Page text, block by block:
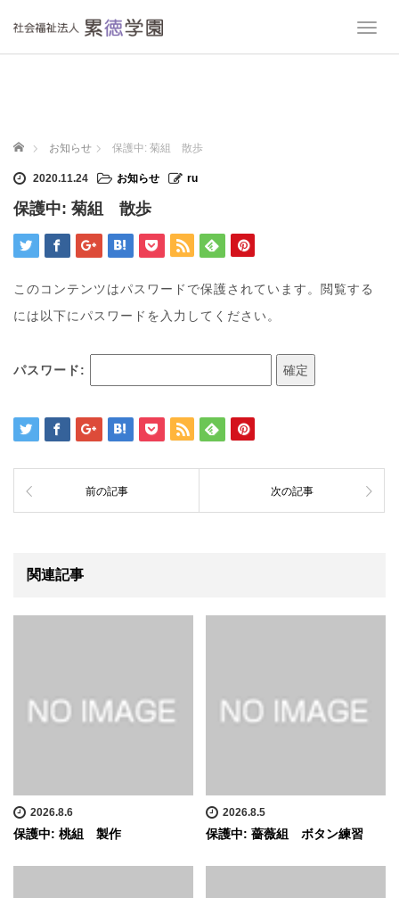
T
n
ホーム お知らせ 保護中: 菊組 散歩
2020.11.24 お知らせ ru
保護中: 菊組 散歩
このコンテンツはパスワードで保護されています。閲覧する
には以下にパスワードを入力してください。
パスワード:
前の記事 次の記事
関連記事
2026.8.6
保護中: 桃組 製作
2026.8.5
保護中: 薔薇組 ボタン練習